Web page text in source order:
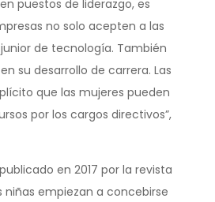
puestos de liderazgo, es
no solo acepten a las
de tecnología. También
su desarrollo de carrera. Las
que las mujeres pueden
por los cargos directivos”,
en 2017 por la revista
niñas empiezan a concebirse